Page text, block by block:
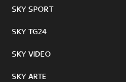
SKY SPORT
SKY TG24
SKY VIDEO
SKY ARTE